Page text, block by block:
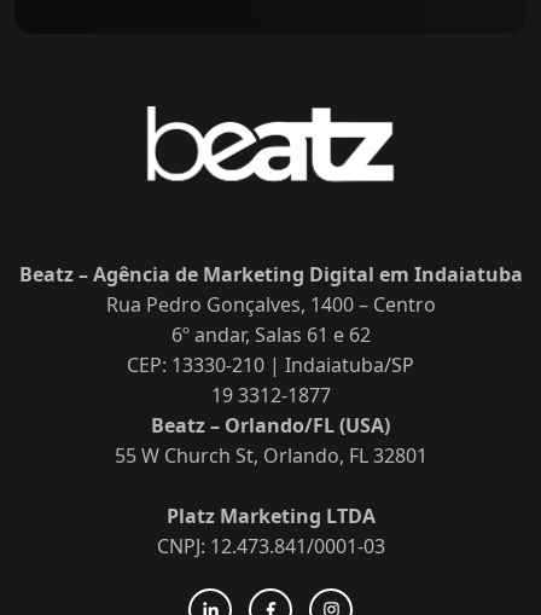
Beatz – Agência de Marketing Digital em Indaiatuba
Rua Pedro Gonçalves, 1400 – Centro
6º andar, Salas 61 e 62
CEP: 13330-210 | Indaiatuba/SP
19 3312-1877
Beatz – Orlando/FL (USA)
55 W Church St, Orlando, FL 32801
Platz Marketing LTDA
CNPJ: 12.473.841/0001-03